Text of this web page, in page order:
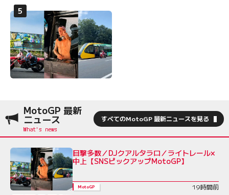
MotoGP 最新
ニュース すべてのMotoGP 最新ニュースを見る
目撃多数／DJクアルタラロ／ライトレール×
中上【SNSピックアップMotoGP】
MotoGP 19時間前